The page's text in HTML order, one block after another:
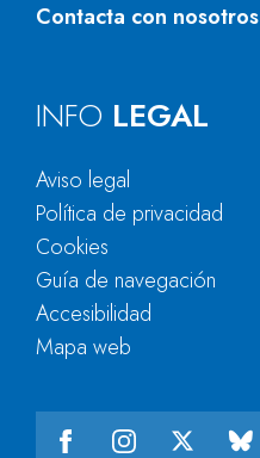
Contacta con nosotros
INFO LEGAL
Aviso legal
Política de privacidad
Cookies
Guía de navegación
Accesibilidad
Mapa web